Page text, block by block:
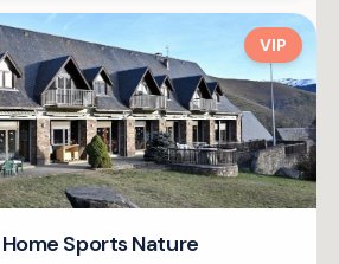
VIP
Sports Nature